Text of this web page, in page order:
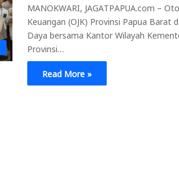
MANOKWARI, JAGATPAPUA.com –
Keuangan (OJK) Provinsi Papua Barat
Daya bersama Kantor Wilayah
Provinsi…
Read More »